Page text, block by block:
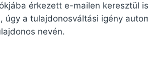
érkezett e-mailen keresztül
úgy a tulajdonosváltási igény
nevén.